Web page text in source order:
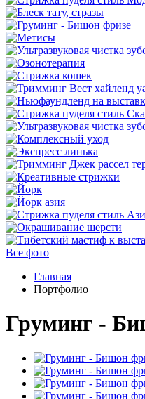
Все фото
Главная
Портфолио
Груминг -